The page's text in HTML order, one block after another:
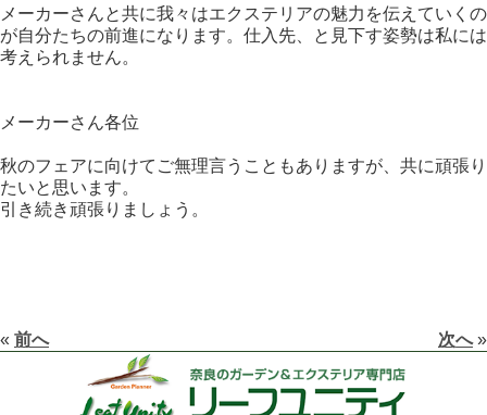
メーカーさんと共に我々はエクステリアの魅力を伝えていくの
が自分たちの前進になります。仕入先、と見下す姿勢は私には
考えられません。
メーカーさん各位
秋のフェアに向けてご無理言うこともありますが、共に頑張り
たいと思います。
引き続き頑張りましょう。
« 前へ 次へ»